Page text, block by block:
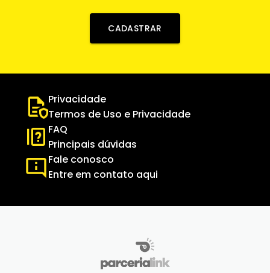
CADASTRAR
Privacidade
Termos de Uso e Privacidade
FAQ
Principais dúvidas
Fale conosco
Entre em contato aqui